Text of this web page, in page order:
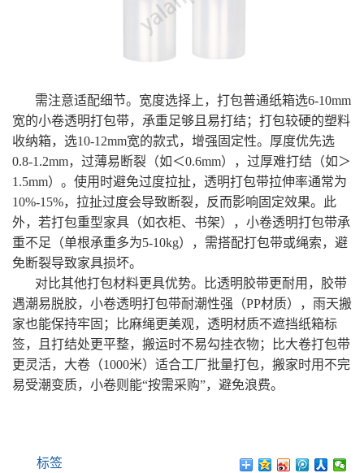
需注意适配细节。宽度选择上，打包普通纸箱选6-10mm
宽的小卷透明打包带，承重足够且易打结；打包较硬的塑料
收纳箱，选10-12mm宽的款式，增强固定性。厚度优先选
0.8-1.2mm，过薄易断裂（如＜0.6mm），过厚难打结（如＞
1.5mm）。使用时避免过度拉扯，透明打包带拉伸率通常为
10%-15%，拉扯过度会导致断裂，反而影响固定效果。此
外，若打包重型家具（如衣柜、书架），小卷透明打包带承
重不足（单根承重多为5-10kg），需搭配打包带或绳索，避
免断裂导致家具损坏。
对比其他打包材料更具优势。比透明胶带更耐用，胶带
遇潮易脱胶，小卷透明打包带耐潮性强（PP材质），雨天搬
家也能保持牢固；比麻绳更美观，透明材质不遮挡纸箱标
签，且打结处更平整，搬运时不易勾挂衣物；比大卷打包带
更灵活，大卷（1000米）适合工厂批量打包，搬家时用不完
易受潮变质，小卷则能“按需采购”，避免浪费。
标签